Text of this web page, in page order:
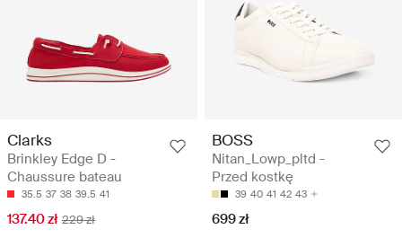
Clarks
Brinkley Edge D -
Chaussure bateau
35.5 37 38 39.5 41
137.40 zł 229 zł
BOSS
Nitan_Lowp_pltd -
Przed kostkę
39 40 41 42 43
699 zł